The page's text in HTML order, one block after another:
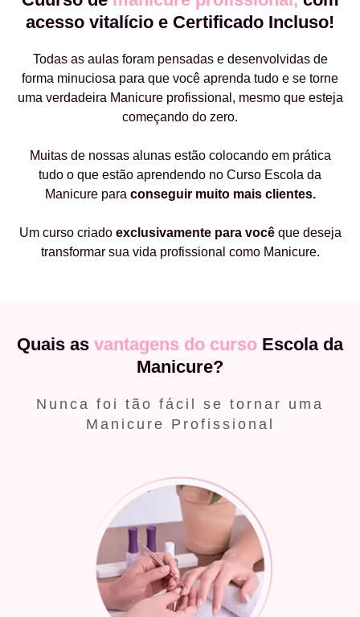
acesso vitalício e Certificado Incluso!
Todas as aulas foram pensadas e desenvolvidas de
forma minuciosa para que você aprenda tudo e se torne
uma verdadeira Manicure profissional, mesmo que esteja
começando do zero.
Muitas de nossas alunas estão colocando em prática
tudo o que estão aprendendo no Curso Escola da
Manicure para conseguir muito mais clientes.
Um curso criado exclusivamente para vocêque deseja
transformar sua vida profissional como Manicure.
Quais as vantagens do curso Escola da
Manicure?
Nunca foi tão fácil se tornar uma
Manicure Profissional